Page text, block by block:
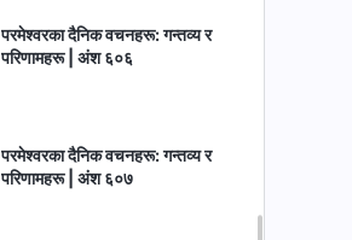
परमेश्‍वरका दैनिक वचनहरू: गन्तव्य र
परिणामहरू | अंश ६०६
परमेश्‍वरका दैनिक वचनहरू: गन्तव्य र
परिणामहरू | अंश ६०७